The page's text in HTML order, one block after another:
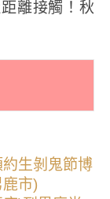
生剝鬼節博
市)